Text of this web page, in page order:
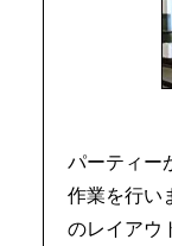
パーティー
作業を行い
のレイアウ